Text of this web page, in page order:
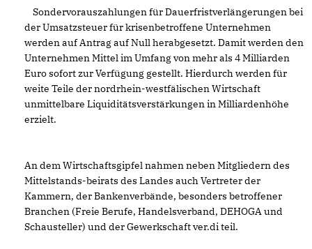
Sondervorauszahlungen für Dauerfristverlängerungen bei
der Umsatzsteuer für krisenbetroffene Unternehmen
werden auf Antrag auf Null herabgesetzt. Damit werden den
Unternehmen Mittel im Umfang von mehr als 4 Milliarden
Euro sofort zur Verfügung gestellt. Hierdurch werden für
weite Teile der nordrhein-westfälischen Wirtschaft
unmittelbare Liquiditätsverstärkungen in Milliardenhöhe
erzielt.
An dem Wirtschaftsgipfel nahmen neben Mitgliedern des
Mittelstands-beirats des Landes auch Vertreter der
Kammern, der Bankenverbände, besonders betroffener
Branchen (Freie Berufe, Handelsverband, DEHOGA und
Schausteller) und der Gewerkschaft ver.di teil.